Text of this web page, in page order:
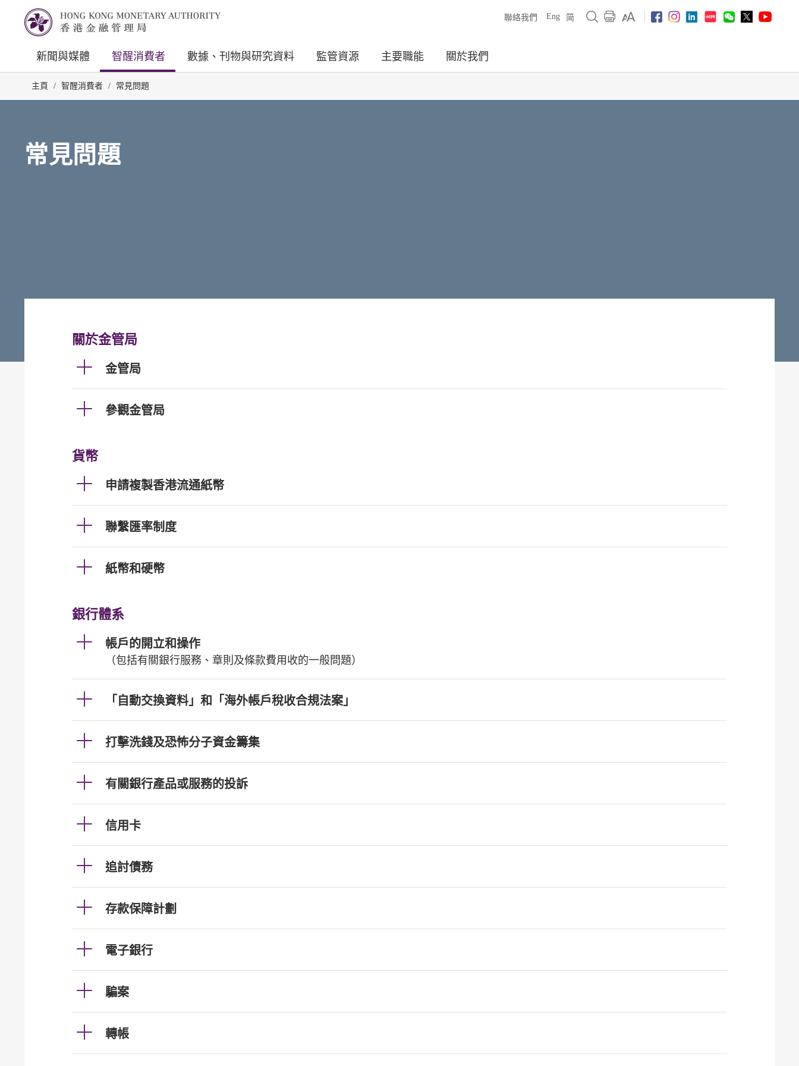
聯絡我們 Eng 简
新聞與媒體 智醒消費者 數據、刊物與研究資料 監管資源 主要職能 關於我們
主頁 / 智醒消費者 / 常見問題
常見問題
關於金管局
金管局
參觀金管局
貨幣
申請複製香港流通紙幣
聯繫匯率制度
紙幣和硬幣
銀行體系
帳戶的開立和操作
（包括有關銀行服務、章則及條款費用收的一般問題）
「自動交換資料」和「海外帳戶稅收合規法案」
打擊洗錢及恐怖分子資金籌集
有關銀行產品或服務的投訴
信用卡
追討債務
存款保障計劃
電子銀行
騙案
轉帳